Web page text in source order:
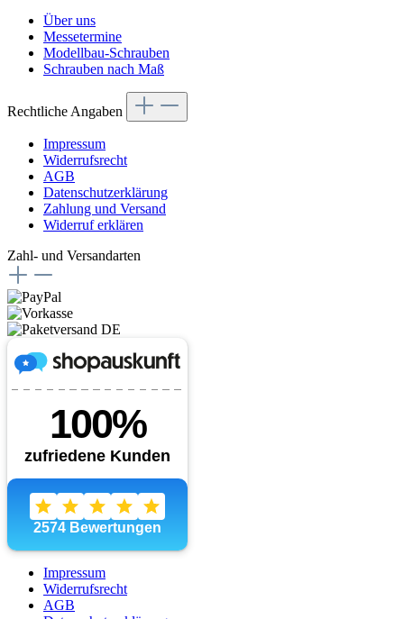
Über uns
Messetermine
Modellbau-Schrauben
Schrauben nach Maß
Rechtliche Angaben
Impressum
Widerrufsrecht
AGB
Datenschutzerklärung
Zahlung und Versand
Widerruf erklären
Zahl- und Versandarten
Impressum
Widerrufsrecht
AGB